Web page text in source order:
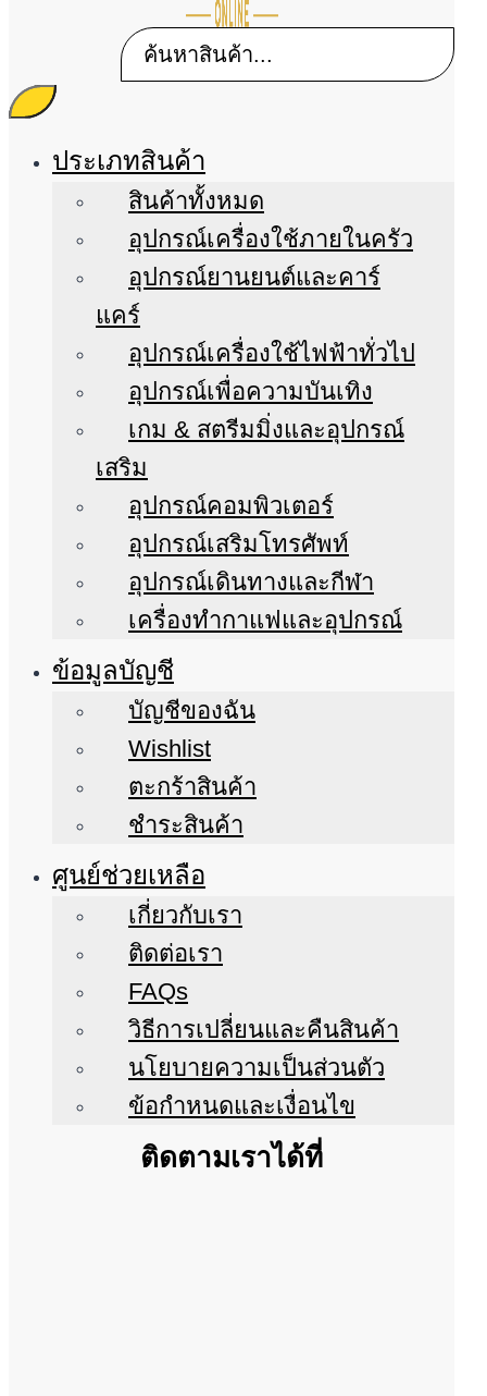
ประเภทสินค้า
สินค้าทั้งหมด
อุปกรณ์เครื่องใช้ภายในครัว
อุปกรณ์ยานยนต์และคาร์
แคร์
อุปกรณ์เครื่องใช้ไฟฟ้าทั่วไป
อุปกรณ์เพื่อความบันเทิง
เกม & สตรีมมิ่งและอุปกรณ์
เสริม
อุปกรณ์คอมพิวเตอร์
อุปกรณ์เสริมโทรศัพท์
อุปกรณ์เดินทางและกีฬา
เครื่องทำกาแฟและอุปกรณ์
ข้อมูลบัญชี
บัญชีของฉัน
Wishlist
ตะกร้าสินค้า
ชำระสินค้า
ศูนย์ช่วยเหลือ
เกี่ยวกับเรา
ติดต่อเรา
FAQs
วิธีการเปลี่ยนและคืนสินค้า
นโยบายความเป็นส่วนตัว
ข้อกำหนดและเงื่อนไข
ติดตามเราได้ที่